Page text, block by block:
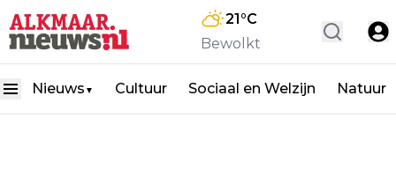
21°C
Bewolkt
Nieuws ▼ Cultuur Sociaal en Welzijn Natuur